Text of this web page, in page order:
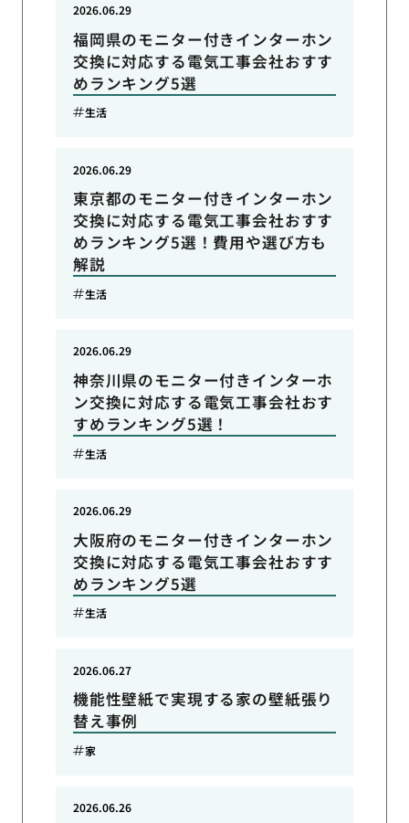
福岡県のモニター付きインターホン
交換に対応する電気工事会社おすす
めランキング5選
2026.06.29
生活
東京都のモニター付きインターホン
交換に対応する電気工事会社おすす
めランキング5選！費用や選び方も
解説
2026.06.29
生活
神奈川県のモニター付きインターホ
ン交換に対応する電気工事会社おす
すめランキング5選！
2026.06.29
生活
大阪府のモニター付きインターホン
交換に対応する電気工事会社おすす
めランキング5選
2026.06.29
生活
機能性壁紙で実現する家の壁紙張り
替え事例
2026.06.27
家
2026.06.26